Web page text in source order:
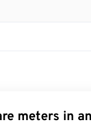
meters in